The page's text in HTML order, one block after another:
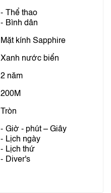
Thể thao
Bình dân
Mặt kính Sapphire
Xanh nước biển
2 năm
200M
Tròn
Giờ - phút – Giây
Lịch ngày
Lịch thứ
Diver's